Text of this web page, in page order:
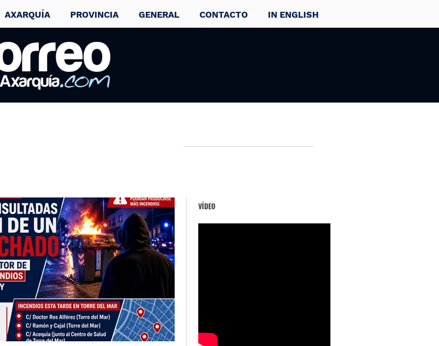
AXARQUÍA PROVINCIA GENERAL CONTACTO IN ENGLISH
Batalla campal
entre aficionados
ultras del Málaga y
Racing de
Santander
VÍDEO
2